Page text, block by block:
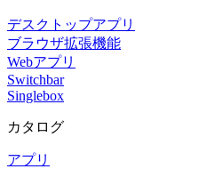
デスクトップアプリ
ブラウザ拡張機能
Webアプリ
Switchbar
Singlebox
カタログ
アプリ